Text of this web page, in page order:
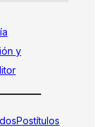
y
Postítulos